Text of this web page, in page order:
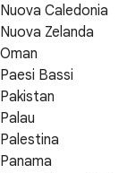
Nuova Caledonia
Nuova Zelanda
Oman
Paesi Bassi
Pakistan
Palau
Palestina
Panama